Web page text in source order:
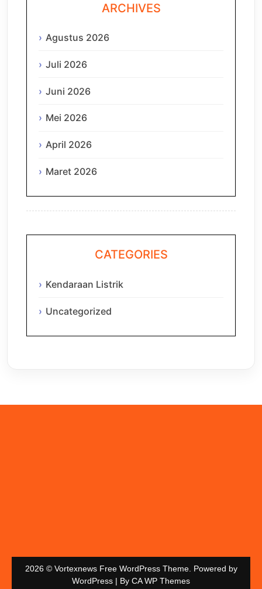
ARCHIVES
Agustus 2026
Juli 2026
Juni 2026
Mei 2026
April 2026
Maret 2026
CATEGORIES
Kendaraan Listrik
Uncategorized
2026 © Vortexnews Free WordPress Theme. Powered by
WordPress | By CA WP Themes